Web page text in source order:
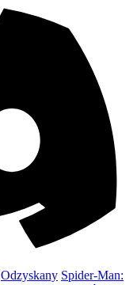
Odzyskany Spider-Man: